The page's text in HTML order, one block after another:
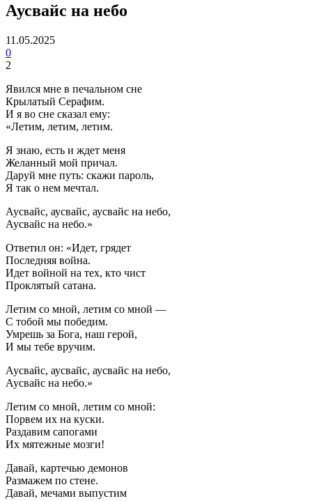
Аусвайс на небо
11.05.2025
0
2
Явился мне в печальном сне
Крылатый Серафим.
И я во сне сказал ему:
«Летим, летим, летим.
Я знаю, есть и ждет меня
Желанный мой причал.
Даруй мне путь: скажи пароль,
Я так о нем мечтал.
Аусвайс, аусвайс, аусвайс на небо,
Аусвайс на небо.»
Ответил он: «Идет, грядет
Последняя война.
Идет войной на тех, кто чист
Проклятый сатана.
Летим со мной, летим со мной —
С тобой мы победим.
Умрешь за Бога, наш герой,
И мы тебе вручим.
Аусвайс, аусвайс, аусвайс на небо,
Аусвайс на небо.»
Летим со мной, летим со мной:
Порвем их на куски.
Раздавим сапогами
Их мятежные мозги!
Давай, картечью демонов
Размажем по стене.
Давай, мечами выпустим